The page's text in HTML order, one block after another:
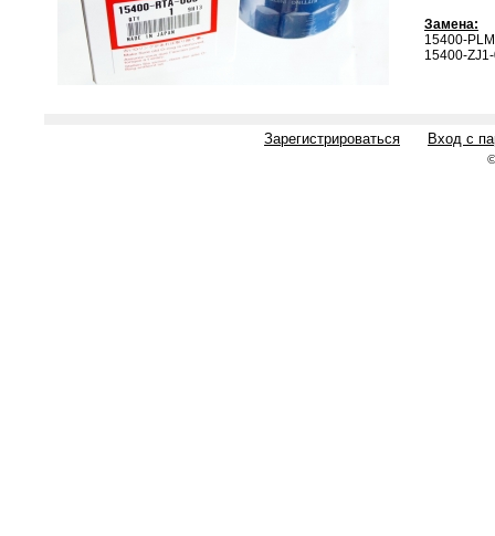
Замена:
15400-
15400-
Зарегистрироваться Вход с